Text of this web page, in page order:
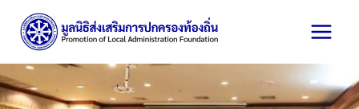
content